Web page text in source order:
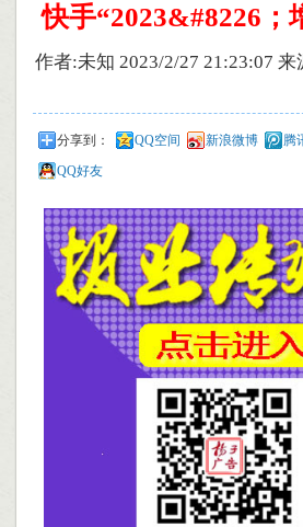
快手“2023&#8226；
作者:未知 2023/2/27 21:23:07
分享到： QQ空间 新浪微博 腾
QQ好友